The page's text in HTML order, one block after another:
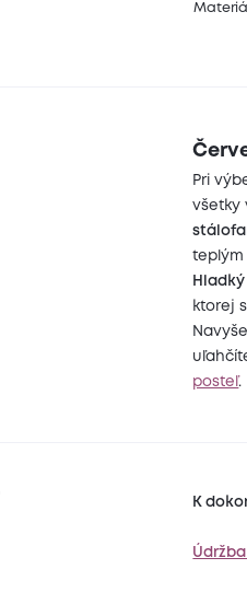
Materiál
Pri
všetky
ktorej
posteľ.
K